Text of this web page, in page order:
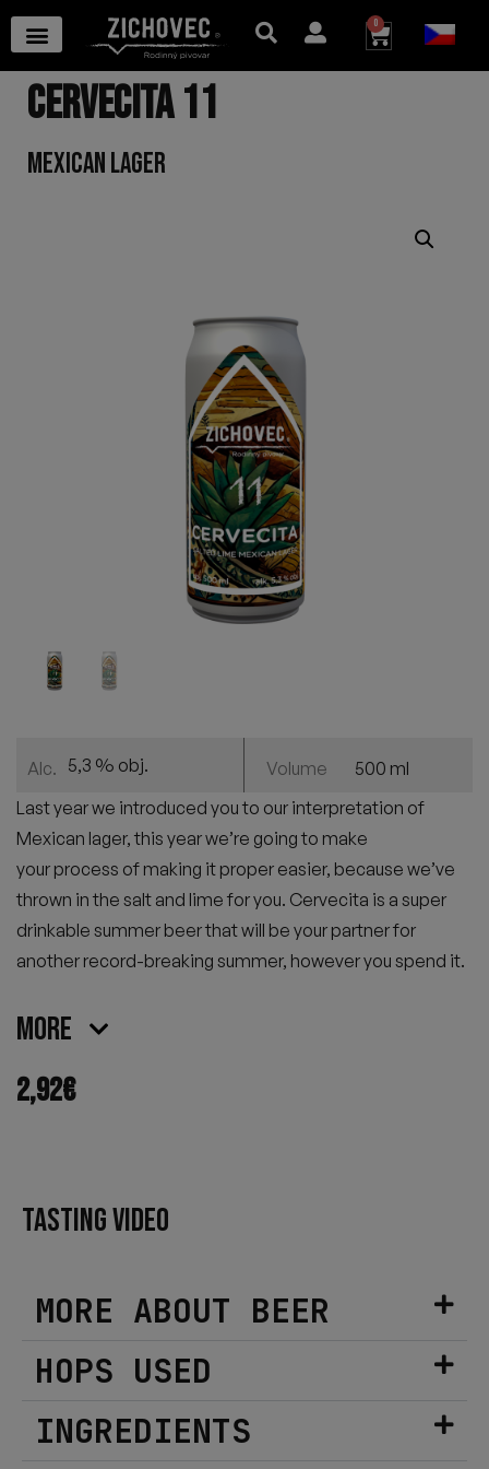
0
CERVECITA 11
MEXICAN LAGER
Alc. 5,3 % obj. Volume
500 ml
Last year we introduced you to our interpretation of
Mexican lager, this year we’re going to make
your process of making it proper easier, because we’ve
thrown in the salt and lime for you. Cervecita is a super
drinkable summer beer that will be your partner for
another record-breaking summer, however you spend it.
More
2,92€
MORE ABOUT BEER
HOPS USED
INGREDIENTS
TASTING VIDEO